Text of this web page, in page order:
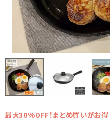
最大30%OFF！まとめ買いがお得